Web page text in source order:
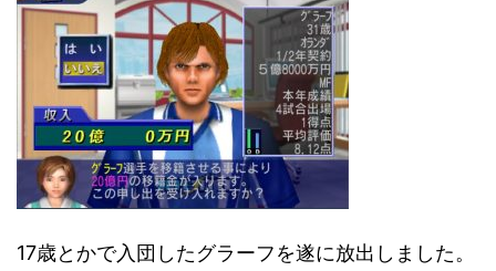
17歳とかで入団したグラーフを遂に放出しました。